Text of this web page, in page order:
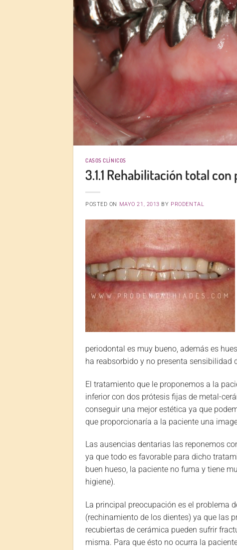
CASOS CLÍNICOS
3.1.1 Rehabilitación total
POSTED ON MAYO 21, 2013 BY PRODENTAL
periodontal es muy bueno, además es
ha reabsorbido y no presenta sensibilidad
El tratamiento que le proponemos a la
inferior con dos prótesis fijas de metal-
conseguir una mejor estética ya que
que proporcionaría a la paciente una
Las ausencias dentarias las reponemos
ya que todo es favorable para dicho
buen hueso, la paciente no fuma y tiene
higiene).
La principal preocupación es el problema
(rechinamiento de los dientes) ya que las
recubiertas de cerámica pueden sufrir
misma. Para que ésto no ocurra la